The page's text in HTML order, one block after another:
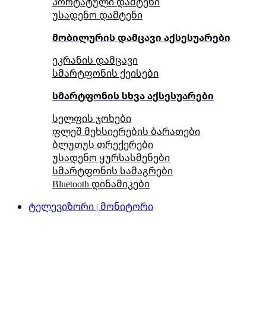
უსადენო დამტენი
მობილურის დამცავი აქსესუარები
ეკრანის დამცავი
სმარტფონის ქეისები
სმარტფონის სხვა აქსესუარები
სელფის ჯოხები
ფლეშ მეხსიერების ბარათები
ბლუთუს თრექერები
უსადენო ყურსასმენები
სმარტფონის სამაგრები
Bluetooth დინამიკები
ტელევიზორი | მონიტორი